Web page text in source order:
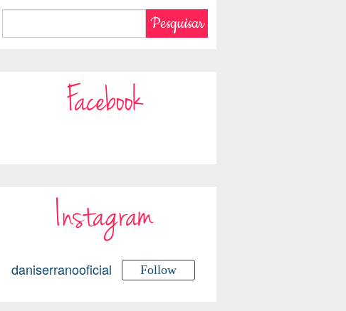
Facebook
Instagram
daniserranooficial Follow